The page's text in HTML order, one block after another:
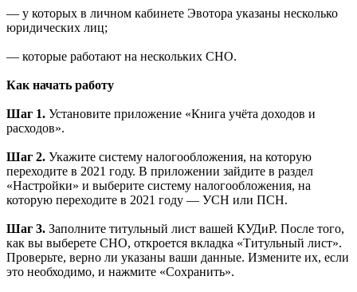
— у которых в личном кабинете Эвотора указаны несколько
юридических лиц;
— которые работают на нескольких СНО.
Как начать работу
Шаг 1. Установите приложение «Книга учёта доходов и
расходов».
Шаг 2. Укажите систему налогообложения, на которую
переходите в 2021 году. В приложении зайдите в раздел
«Настройки» и выберите систему налогообложения, на
которую переходите в 2021 году — УСН или ПСН.
Шаг 3. Заполните титульный лист вашей КУДиР. После того,
как вы выберете СНО, откроется вкладка «Титульный лист».
Проверьте, верно ли указаны ваши данные. Измените их, если
это необходимо, и нажмите «Сохранить».